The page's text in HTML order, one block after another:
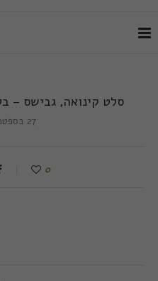
סלט קינואה, גבישס –
27 בספטמבר 2015
0